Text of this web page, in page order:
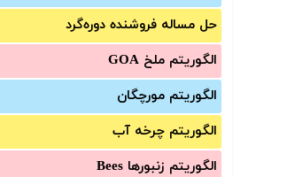
حل مساله فروشنده دوره‌گرد
الگوریتم ملخ GOA
الگوریتم مورچگان
الگوریتم چرخه آب
الگوریتم زنبورها Bees